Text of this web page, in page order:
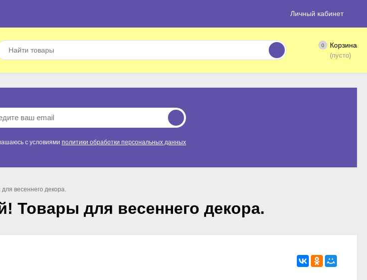
Личный кабинет
0 Корзина
(пусто)
с условиями политики обработки персональных данных
весеннего декора.
Товары для весеннего декора.